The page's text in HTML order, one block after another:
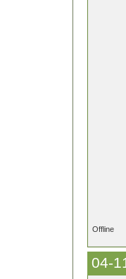
Offline
04-